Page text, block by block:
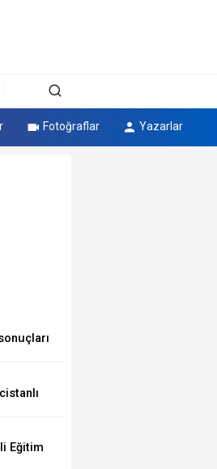
Fotoğraflar Yazarlar
Eğitim